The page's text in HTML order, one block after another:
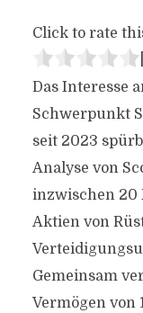
Click to rate
Das Interesse
Schwerpunkt
seit 2023
Analyse von
inzwischen 20
Aktien von
Gemeinsam
Vermögen von